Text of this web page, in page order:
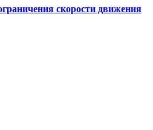
скорости движения